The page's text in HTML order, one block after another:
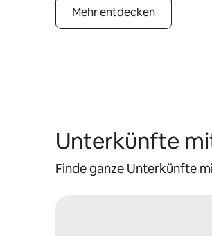
Mehr entdecken
Unterkünfte
Finde ganze Unterkünfte